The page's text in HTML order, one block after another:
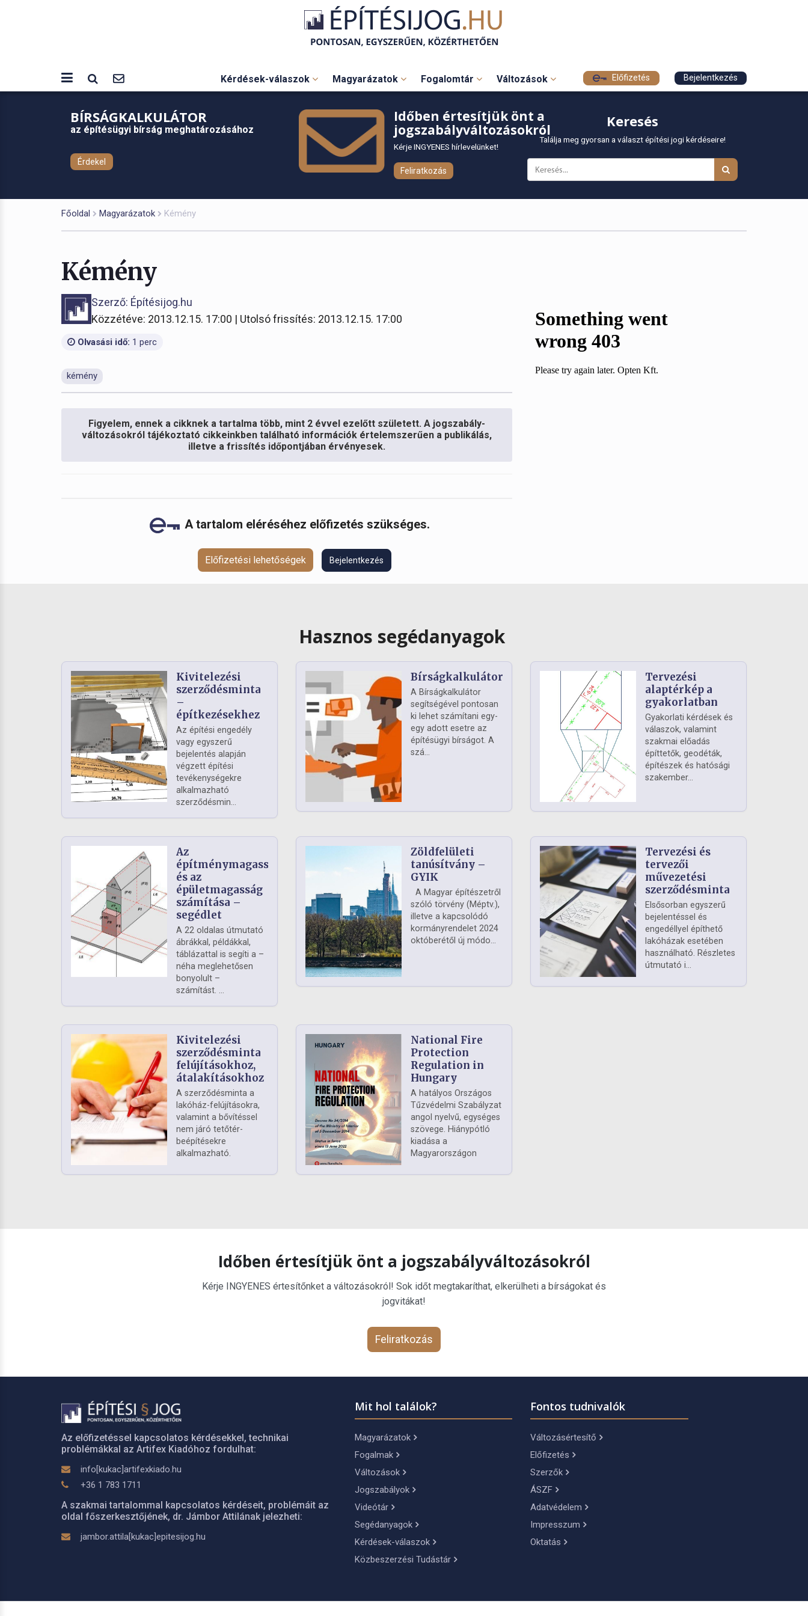
Kérdések-válaszok Magyarázatok Fogalomtár Változások Előfizetés Bejelentkezés
BÍRSÁGKALKULÁTOR
az építésügyi bírság meghatározásához
Érdekel
Időben értesítjük önt a
jogszabályváltozásokról
Kérje INGYENES hírlevelünket!
Feliratkozás
Keresés
Találja meg gyorsan a választ építési jogi kérdéseire!
Főoldal Magyarázatok Kémény
Kémény
Szerző: Építésijog.hu
Közzétéve: 2013.12.15. 17:00 | Utolsó frissítés: 2013.12.15. 17:00
Olvasási idő: 1 perc
kémény
Figyelem, ennek a cikknek a tartalma több, mint 2 évvel ezelőtt született. A jogszabály-
változásokról tájékoztató cikkeinkben található információk értelemszerűen a publikálás,
illetve a frissítés időpontjában érvényesek.
A tartalom eléréséhez előfizetés szükséges.
Előfizetési lehetőségek Bejelentkezés
Hasznos segédanyagok
Kivitelezési
szerződésminta
–
építkezésekhez
Az építési engedély
vagy egyszerű
bejelentés alapján
végzett építési
tevékenységekre
alkalmazható
szerződésmin...
Bírságkalkulátor
A Bírságkalkulátor
segítségével pontosan
ki lehet számítani egy-
egy adott esetre az
építésügyi bírságot. A
szá...
Tervezési
alaptérkép a
gyakorlatban
Gyakorlati kérdések és
válaszok, valamint
szakmai előadás
építtetők, geodéták,
építészek és hatósági
szakember...
Az
építménymagasság
és az
épületmagasság
számítása –
segédlet
A 22 oldalas útmutató
ábrákkal, példákkal,
táblázattal is segíti a –
néha meglehetősen
bonyolult –
számítást. ...
Zöldfelületi
tanúsítvány –
GYIK
A Magyar építészetről
szóló törvény (Méptv.),
illetve a kapcsolódó
kormányrendelet 2024
októberétől új módo...
Tervezési és
tervezői
művezetési
szerződésminta
Elsősorban egyszerű
bejelentéssel és
engedéllyel építhető
lakóházak esetében
használható. Részletes
útmutató i...
Kivitelezési
szerződésminta
felújításokhoz,
átalakításokhoz
A szerződésminta a
lakóház-felújításokra,
valamint a bővítéssel
nem járó tetőtér-
beépítésekre
alkalmazható.
National Fire
Protection
Regulation in
Hungary
A hatályos Országos
Tűzvédelmi Szabályzat
angol nyelvű, egységes
szövege. Hiánypótló
kiadása a
Magyarországon
Időben értesítjük önt a jogszabályváltozásokról
Kérje INGYENES értesítőnket a változásokról! Sok időt megtakaríthat, elkerülheti a bírságokat és
jogvitákat!
Feliratkozás
Az előfizetéssel kapcsolatos kérdésekkel, technikai
problémákkal az Artifex Kiadóhoz fordulhat:
info[kukac]artifexkiado.hu
+36 1 783 1711
A szakmai tartalommal kapcsolatos kérdéseit, problémáit az
oldal főszerkesztőjének, dr. Jámbor Attilának jelezheti:
jambor.attila[kukac]epitesijog.hu
Mit hol találok?
Magyarázatok
Fogalmak
Változások
Jogszabályok
Videótár
Segédanyagok
Kérdések-válaszok
Közbeszerzési Tudástár
Fontos tudnivalók
Változásértesítő
Előfizetés
Szerzők
ÁSZF
Adatvédelem
Impresszum
Oktatás